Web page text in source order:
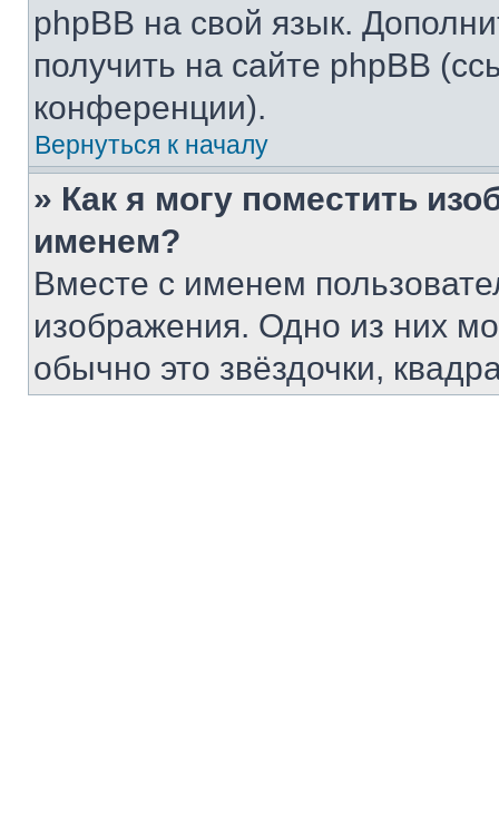
phpBB на свой язык.
получить на сайте phpBB
конференции).
Вернуться к началу
» Как я могу поместить
именем?
Вместе с именем
изображения. Одно из них
обычно это звёздочки,